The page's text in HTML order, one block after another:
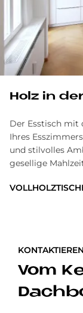
Holz in
Der Esstisch mit
Ihres
und stilvolles
gesellige
Vom